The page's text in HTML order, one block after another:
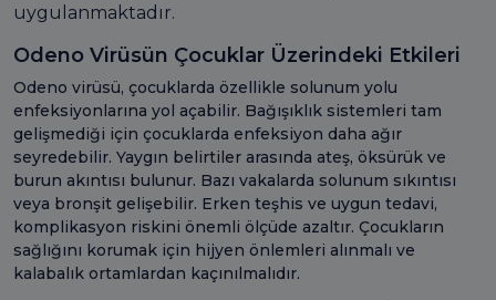
uygulanmaktadır.
Odeno Virüsün Çocuklar Üzerindeki Etkileri
Odeno virüsü, çocuklarda özellikle solunum yolu
enfeksiyonlarına yol açabilir. Bağışıklık sistemleri tam
gelişmediği için çocuklarda enfeksiyon daha ağır
seyredebilir. Yaygın belirtiler arasında ateş, öksürük ve
burun akıntısı bulunur. Bazı vakalarda solunum sıkıntısı
veya bronşit gelişebilir. Erken teşhis ve uygun tedavi,
komplikasyon riskini önemli ölçüde azaltır. Çocukların
sağlığını korumak için hijyen önlemleri alınmalı ve
kalabalık ortamlardan kaçınılmalıdır.